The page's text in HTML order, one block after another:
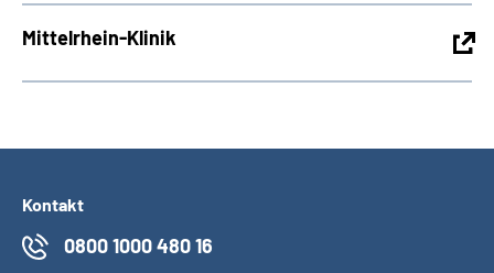
Mittelrhein-Klinik
Kontakt
0800 1000 480 16